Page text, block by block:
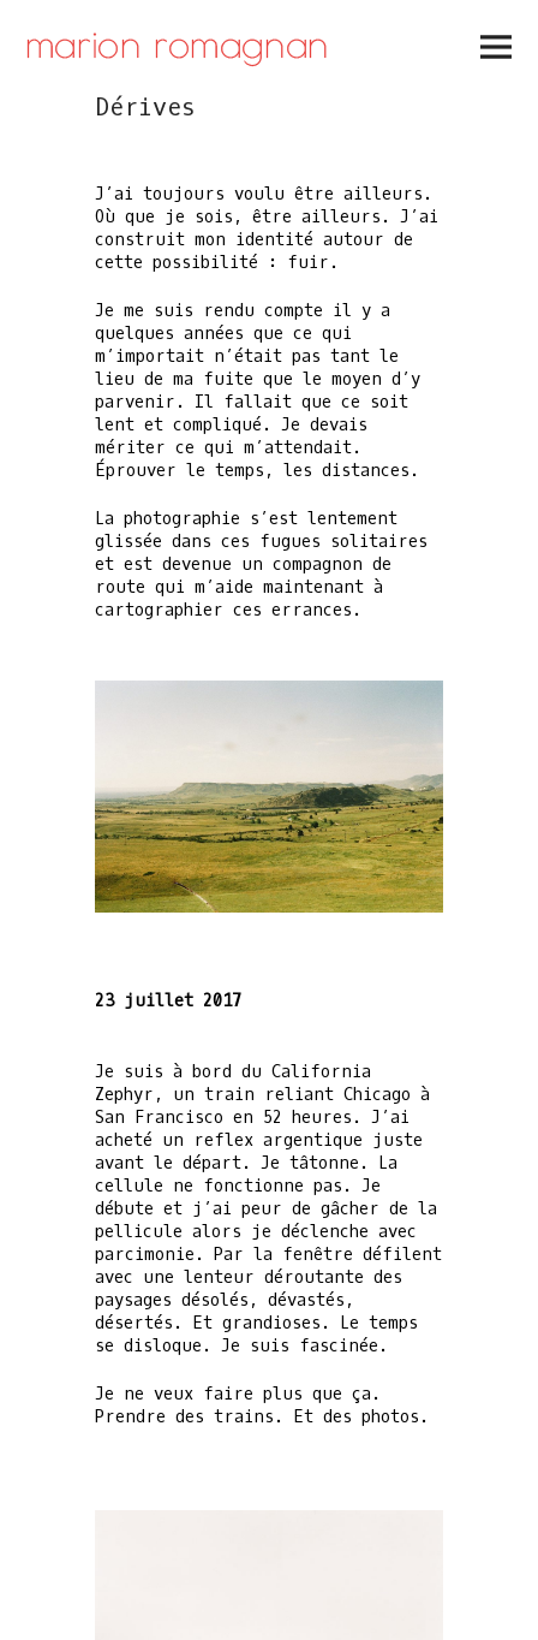
content
Menu
Dérives
J’ai toujours voulu être ailleurs.
Où que je sois, être ailleurs. J’ai
construit mon identité autour de
cette possibilité : fuir.
Je me suis rendu compte il y a
quelques années que ce qui
m’importait n’était pas tant le
lieu de ma fuite que le moyen d’y
parvenir. Il fallait que ce soit
lent et compliqué. Je devais
mériter ce qui m’attendait.
Éprouver le temps, les distances.
La photographie s’est lentement
glissée dans ces fugues solitaires
et est devenue un compagnon de
route qui m’aide maintenant à
cartographier ces errances.
23 juillet 2017
Je suis à bord du California
Zephyr, un train reliant Chicago à
San Francisco en 52 heures. J’ai
acheté un reflex argentique juste
avant le départ. Je tâtonne. La
cellule ne fonctionne pas. Je
débute et j’ai peur de gâcher de la
pellicule alors je déclenche avec
parcimonie. Par la fenêtre défilent
avec une lenteur déroutante des
paysages désolés, dévastés,
désertés. Et grandioses. Le temps
se disloque. Je suis fascinée.
Je ne veux faire plus que ça.
Prendre des trains. Et des photos.